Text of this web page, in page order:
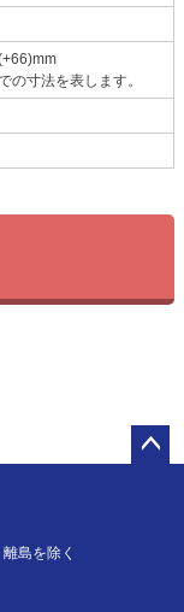
の寸法を表します。
島を除く